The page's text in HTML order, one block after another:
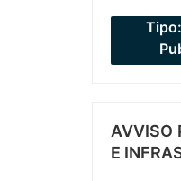
AVVISO
E